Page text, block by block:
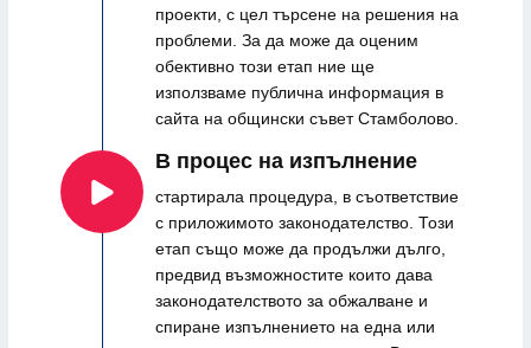
проекти, с цел търсене на решения на
проблеми. За да може да оценим
обективно този етап ние ще
използваме публична информация в
сайта на общински съвет Стамболово.
В процес на изпълнение
стартирала процедура, в съответствие
с приложимото законодателство. Този
етап също може да продължи дълго,
предвид възможностите които дава
законодателството за обжалване и
спиране изпълнението на една или